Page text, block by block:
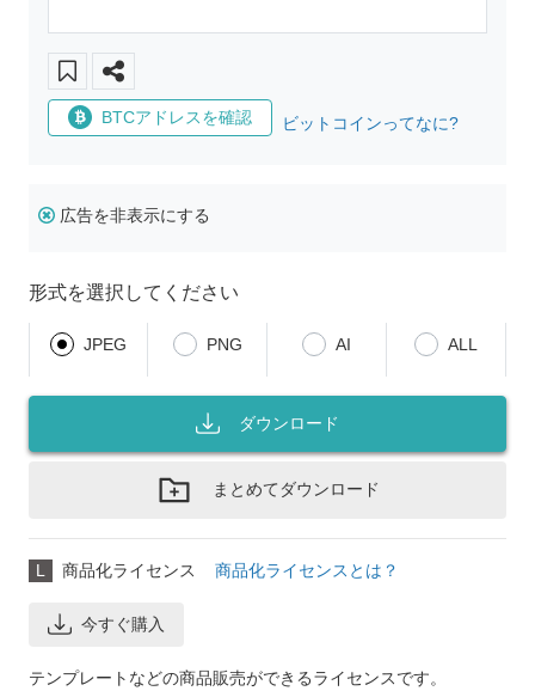
BTCアドレスを確認 ビットコインってなに?
広告を非表示にする
形式を選択してください
JPEG PNG AI ALL
ダウンロード
まとめてダウンロード
L 商品化ライセンス 商品化ライセンスとは？
今すぐ購入
テンプレートなどの商品販売ができるライセンスです。